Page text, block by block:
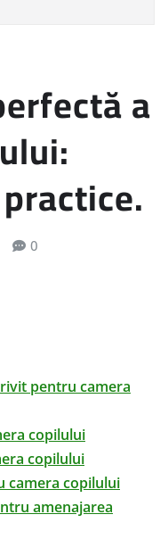
a
0
pentru camera
copilului
copilului
camera copilului
amenajarea